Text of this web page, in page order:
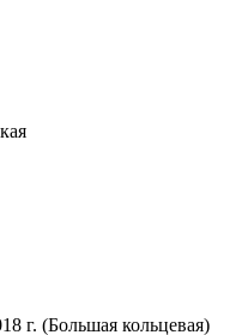
г. (Большая кольцевая)